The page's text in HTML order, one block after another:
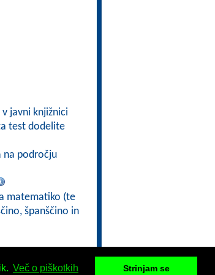
Več o piškotkih Strinjam se
v javni knjižnici
test dodelite
na področju
matematiko (te
španščino in